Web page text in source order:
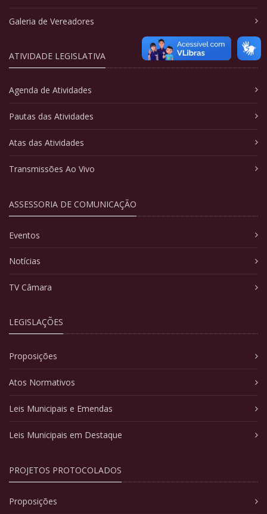
Galeria de Vereadores
ATIVIDADE LEGISLATIVA
Agenda de Atividades
Pautas das Atividades
Atas das Atividades
Transmissões Ao Vivo
ASSESSORIA DE COMUNICAÇÃO
Eventos
Notícias
TV Câmara
LEGISLAÇÕES
Proposições
Atos Normativos
Leis Municipais e Emendas
Leis Municipais em Destaque
PROJETOS PROTOCOLADOS
Proposições